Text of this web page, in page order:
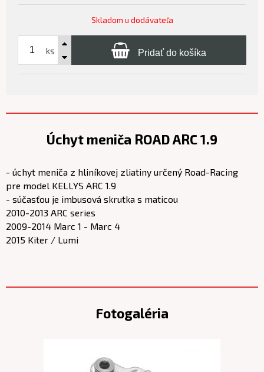
Skladom u dodávateľa
ks Pridať do košíka
Úchyt meniča ROAD ARC 1.9
- úchyt meniča z hliníkovej zliatiny určený Road-Racing
pre model KELLYS ARC 1.9
- súčasťou je imbusová skrutka s maticou
2010-2013 ARC series
2009-2014 Marc 1 - Marc 4
2015 Kiter / Lumi
Fotogaléria